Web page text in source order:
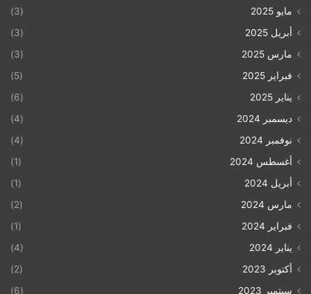
مايو 2025
(3)
أبريل 2025
(3)
مارس 2025
(3)
فبراير 2025
(5)
يناير 2025
(6)
ديسمبر 2024
(4)
نوفمبر 2024
(4)
أغسطس 2024
(1)
أبريل 2024
(1)
مارس 2024
(2)
فبراير 2024
(1)
يناير 2024
(4)
أكتوبر 2023
(2)
سبتمبر 2023
(6)